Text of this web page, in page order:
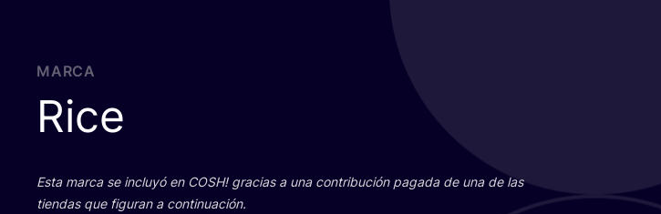
Croatian
MARCA
Rice
Esta mar­ca se inclu­yó en COSH! gra­cias a una con­tri­bu­ción paga­da de una de las
tien­das que figu­ran a continuación.